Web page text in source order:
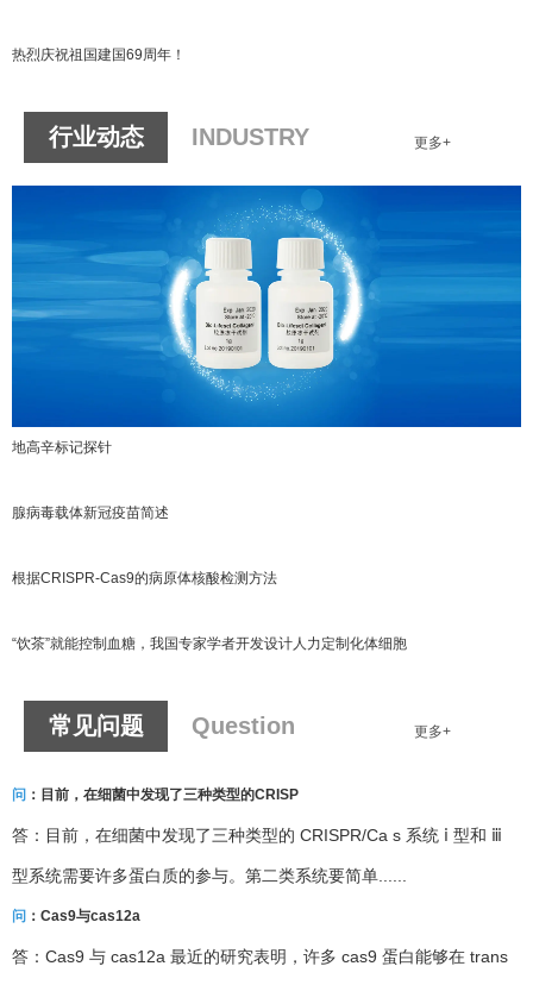
热烈庆祝祖国建国69周年！
行业动态 INDUSTRY 更多+
地高辛标记探针
腺病毒载体新冠疫苗简述
根据CRISPR-Cas9的病原体核酸检测方法
“饮茶”就能控制血糖，我国专家学者开发设计人力定制化体细胞
常见问题 Question 更多+
问 ：目前，在细菌中发现了三种类型的CRISP
答：目前，在细菌中发现了三种类型的 CRISPR/Ca s 系统 ⅰ 型和 ⅲ
型系统需要许多蛋白质的参与。第二类系统要简单......
问 ：Cas9与cas12a
答：Cas9 与 cas12a 最近的研究表明，许多 cas9 蛋白能够在 trans